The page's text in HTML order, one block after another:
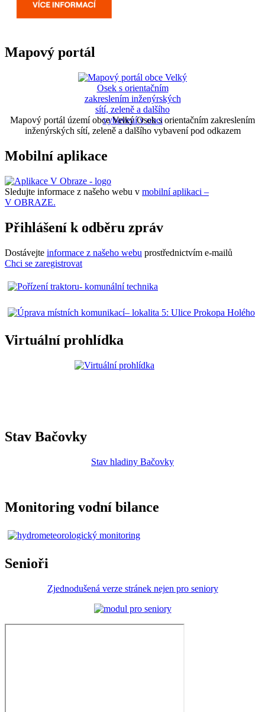
Mapový portál
Mapový portál území obce Velký Osek s orientačním zakreslením
inženýrských sítí, zeleně a dalšího vybavení pod odkazem
Mobilní aplikace
Sledujte informace z našeho webu v mobilní aplikaci –
V OBRAZE.
Přihlášení k odběru zpráv
Dostávejte informace z našeho webu prostřednictvím e-mailů
Chci se zaregistrovat
Virtuální prohlídka
Stav Bačovky
Stav hladiny Bačovky
Monitoring vodní bilance
Senioři
Zjednodušená verze stránek nejen pro seniory